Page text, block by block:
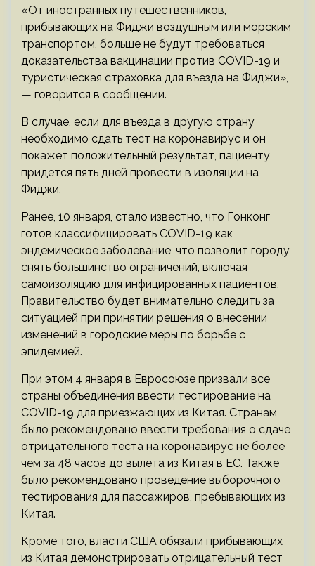
«От иностранных путешественников,
прибывающих на Фиджи воздушным или морским
транспортом, больше не будут требоваться
доказательства вакцинации против COVID-19 и
туристическая страховка для въезда на Фиджи»,
— говорится в сообщении.
В случае, если для въезда в другую страну
необходимо сдать тест на коронавирус и он
покажет положительный результат, пациенту
придется пять дней провести в изоляции на
Фиджи.
Ранее, 10 января, стало известно, что Гонконг
готов классифицировать COVID-19 как
эндемическое заболевание, что позволит городу
снять большинство ограничений, включая
самоизоляцию для инфицированных пациентов.
Правительство будет внимательно следить за
ситуацией при принятии решения о внесении
изменений в городские меры по борьбе с
эпидемией.
При этом 4 января в Евросоюзе призвали все
страны объединения ввести тестирование на
COVID-19 для приезжающих из Китая. Странам
было рекомендовано ввести требования о сдаче
отрицательного теста на коронавирус не более
чем за 48 часов до вылета из Китая в ЕС. Также
было рекомендовано проведение выборочного
тестирования для пассажиров, пребывающих из
Китая.
Кроме того, власти США обязали прибывающих
из Китая демонстрировать отрицательный тест